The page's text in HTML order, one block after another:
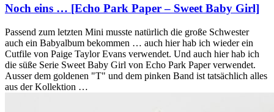
Noch eins … [Echo Park Paper – Sweet Baby Girl]
Passend zum letzten Mini musste natürlich die große Schwester
auch ein Babyalbum bekommen … auch hier hab ich wieder ein
Cutfile von Paige Taylor Evans verwendet. Und auch hier hab ich
die süße Serie Sweet Baby Girl von Echo Park Paper verwendet.
Ausser dem goldenen "T" und dem pinken Band ist tatsächlich alles
aus der Kollektion …